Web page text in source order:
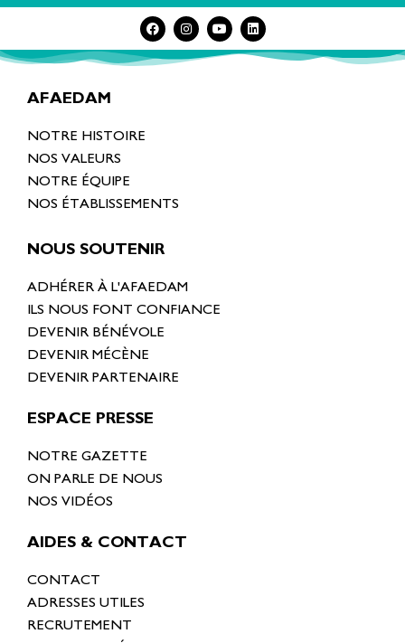
AFAEDAM
NOTRE HISTOIRE
NOS VALEURS
NOTRE ÉQUIPE
NOS ÉTABLISSEMENTS
NOUS SOUTENIR
ADHÉRER À L'AFAEDAM
ILS NOUS FONT CONFIANCE
DEVENIR BÉNÉVOLE
DEVENIR MÉCÈNE
DEVENIR PARTENAIRE
ESPACE PRESSE
NOTRE GAZETTE
ON PARLE DE NOUS
NOS VIDÉOS
AIDES & CONTACT
CONTACT
ADRESSES UTILES
RECRUTEMENT